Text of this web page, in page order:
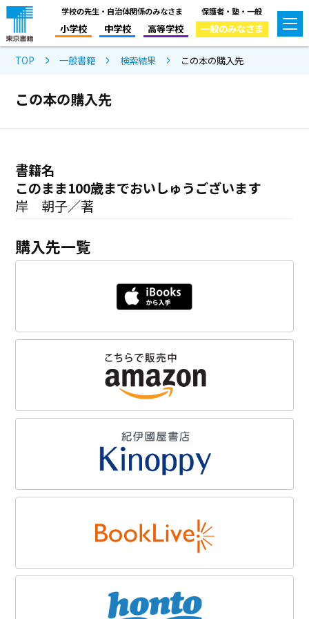
学校の先生・自治体関係のみなさま
小学校 中学校 高等学校
保護者・塾・一般
一般のみなさま
TOP 一般書籍 検索結果 この本の購入先
この本の購入先
書籍名
このまま100歳までおいしゅうございます
岸 朝子／著
購入先一覧